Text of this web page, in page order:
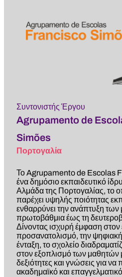
Συντονιστής Έργου
Agrupamento de
Simões
Πορτογαλία
Το Agrupamento de Escolas
ένα δημόσιο εκπαιδευτικό
Αλμάδα της Πορτογαλίας, το
παρέχει υψηλής ποιότητας
ενθαρρύνει την ανάπτυξη
πρωτοβάθμια έως τη
Δίνοντας ισχυρή έμφαση στον
προσανατολισμό, την
ένταξη, το σχολείο
στον εξοπλισμό των μαθητών
δεξιότητες και γνώσεις για
ακαδημαϊκό και